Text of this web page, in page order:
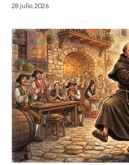
28 julio, 2026